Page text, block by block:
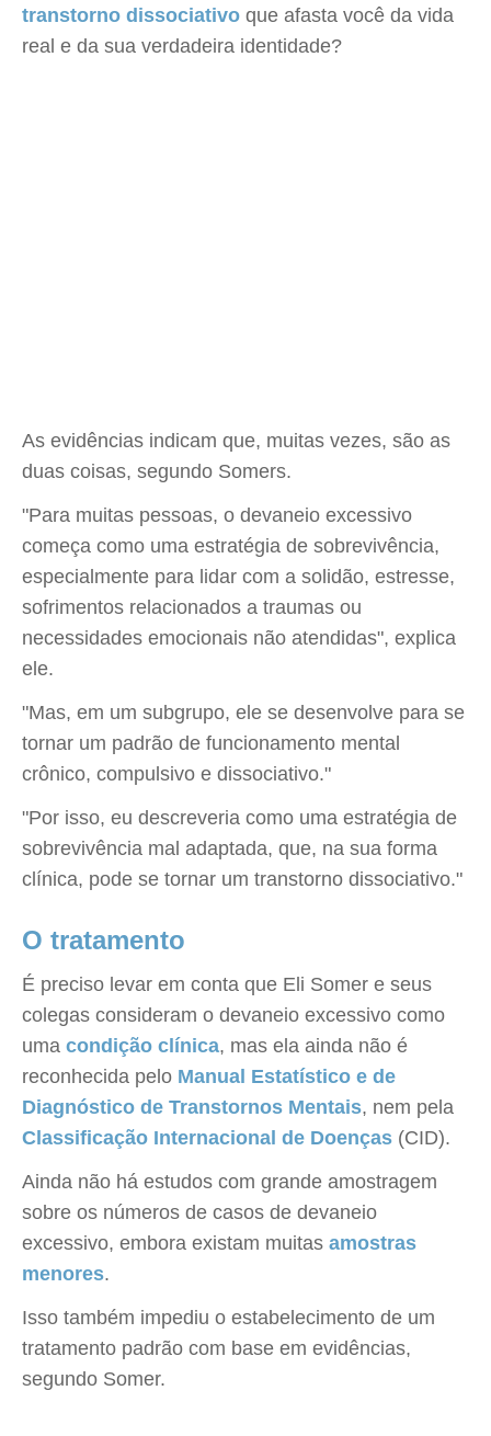
transtorno dissociativo que afasta você da vida
real e da sua verdadeira identidade?
As evidências indicam que, muitas vezes, são as
duas coisas, segundo Somers.
"Para muitas pessoas, o devaneio excessivo
começa como uma estratégia de sobrevivência,
especialmente para lidar com a solidão, estresse,
sofrimentos relacionados a traumas ou
necessidades emocionais não atendidas", explica
ele.
"Mas, em um subgrupo, ele se desenvolve para se
tornar um padrão de funcionamento mental
crônico, compulsivo e dissociativo."
"Por isso, eu descreveria como uma estratégia de
sobrevivência mal adaptada, que, na sua forma
clínica, pode se tornar um transtorno dissociativo."
O tratamento
É preciso levar em conta que Eli Somer e seus
colegas consideram o devaneio excessivo como
uma condição clínica, mas ela ainda não é
reconhecida pelo Manual Estatístico e de
Diagnóstico de Transtornos Mentais, nem pela
Classificação Internacional de Doenças (CID).
Ainda não há estudos com grande amostragem
sobre os números de casos de devaneio
excessivo, embora existam muitas amostras
menores.
Isso também impediu o estabelecimento de um
tratamento padrão com base em evidências,
segundo Somer.